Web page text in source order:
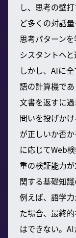
し、思考の壁
ど多くの対話
思考パターン
シスタントへと
しかし、AIに
語の計算機で
文書を返すに
問いを投げか
が正しいか否
に応じてWeb
重の検証能力
関する基礎知
例えば、語学
た場合、最終
はできない。